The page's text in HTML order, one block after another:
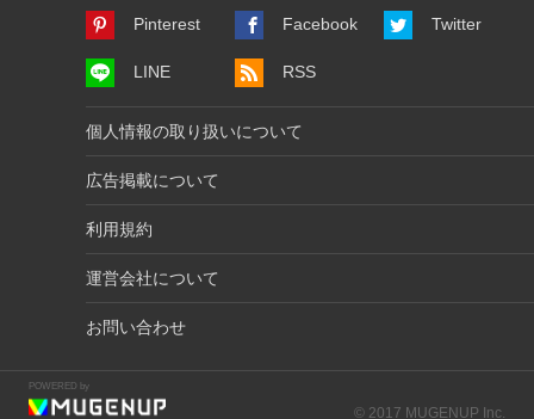
Pinterest Facebook Twitter
LINE RSS
個人情報の取り扱いについて
広告掲載について
利用規約
運営会社について
お問い合わせ
POWERED by
© 2017 MUGENUP Inc.